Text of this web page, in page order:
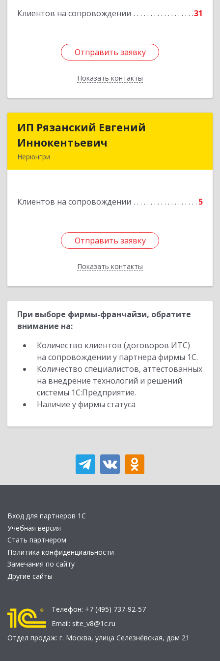
Клиентов на сопровождении 31
Отправить заявку
Показать контакты
Отправить заявку
Назад
ИП Рязанский Евгений
Иннокентьевич
Нерюнгри
Клиентов на сопровождении 5
Отправить заявку
Показать контакты
ИП Рязанский Евгений
Подробнее
Отправить заявку
Назад
При выборе фирмы-франчайзи, обратите
внимание на:
Количество клиентов (договоров ИТС)
на сопровождении у партнера фирмы 1С.
Количество специалистов, аттестованных
на внедрение технологий и решений
системы 1С:Предприятие.
Наличие у фирмы статуса
Вход для партнеров 1С
Учебная версия
Стать партнером
Политика конфиденциальности
Замечания по сайту
Другие сайты
Телефон: +7 (495) 737-92-57
Email: site_v8@1c.ru
Отдел продаж: г. Москва, улица Селезнёвская, дом 21